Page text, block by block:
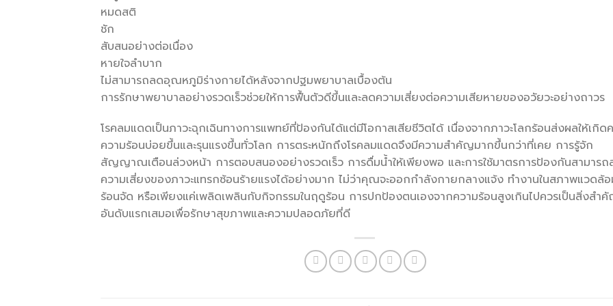
หมดสติ
ชัก
สับสนอย่างต่อเนื่อง
หายใจลำบาก
ไม่สามารถลดอุณหภูมิร่างกายได้หลังจากปฐมพยาบาลเบื้องต้น
การรักษาพยาบาลอย่างรวดเร็วช่วยให้การฟื้นตัวดีขึ้นและลดความเสี่ยงต่อความเสียหายของอวัยวะอย่างถาวร
โรคลมแดดเป็นภาวะฉุกเฉินทางการแพทย์ที่ป้องกันได้แต่มีโอกาสเสียชีวิตได้ เนื่องจากภาวะโลกร้อนส่งผลให้เกิด
ความร้อนบ่อยขึ้นและรุนแรงขึ้นทั่วโลก การตระหนักถึงโรคลมแดดจึงมีความสำคัญมากขึ้นกว่าที่เคย การรู้จัก
สัญญาณเตือนล่วงหน้า การตอบสนองอย่างรวดเร็ว การดื่มน้ำให้เพียงพอ และการใช้มาตรการป้องกันสามารถ
ความเสี่ยงของภาวะแทรกซ้อนร้ายแรงได้อย่างมาก ไม่ว่าคุณจะออกกำลังกายกลางแจ้ง ทำงานในสภาพแวดล้
ร้อนจัด หรือเพียงแค่เพลิดเพลินกับกิจกรรมในฤดูร้อน การปกป้องตนเองจากความร้อนสูงเกินไปควรเป็นสิ่งสำ
อันดับแรกเสมอเพื่อรักษาสุขภาพและความปลอดภัยที่ดี